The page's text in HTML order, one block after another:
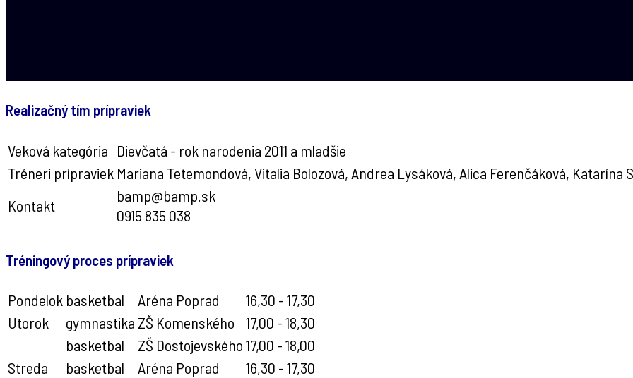
Realizačný tím prípraviek
Veková kategória Dievčatá - rok narodenia 2011 a mladšie
Tréneri prípraviek Mariana Tetemondová, Vitalia Bolozová, Andrea Lysáková, Alica Ferenčáková, Katarína
Kontakt
bamp@bamp.sk
0915 835 038
Tréningový proces prípraviek
Pondelok basketbal Aréna Poprad
16,30 - 17,30
Utorok
gymnastika ZŠ Komenského
17,00 - 18,30
basketbal
ZŠ Dostojevského17,00 - 18,00
Streda
basketbal Aréna Poprad
16,30 - 17,30